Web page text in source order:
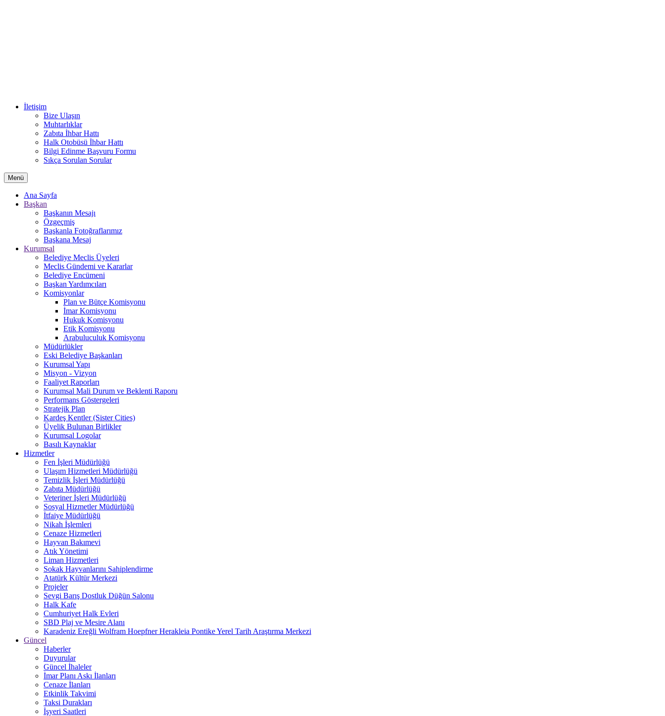
İletişim
Bize Ulaşın
Muhtarlıklar
Zabıta İhbar Hattı
Halk Otobüsü İhbar Hattı
Bilgi Edinme Başvuru Formu
Sıkça Sorulan Sorular
Menü
Ana Sayfa
Başkan
Başkanın Mesajı
Özgeçmiş
Başkanla Fotoğraflarımız
Başkana Mesaj
Kurumsal
Belediye Meclis Üyeleri
Meclis Gündemi ve Kararlar
Belediye Encümeni
Başkan Yardımcıları
Komisyonlar
Plan ve Bütçe Komisyonu
İmar Komisyonu
Hukuk Komisyonu
Etik Komisyonu
Arabuluculuk Komisyonu
Müdürlükler
Eski Belediye Başkanları
Kurumsal Yapı
Misyon - Vizyon
Faaliyet Raporları
Kurumsal Mali Durum ve Beklenti Raporu
Performans Göstergeleri
Stratejik Plan
Kardeş Kentler (Sister Cities)
Üyelik Bulunan Birlikler
Kurumsal Logolar
Basılı Kaynaklar
Hizmetler
Fen İşleri Müdürlüğü
Ulaşım Hizmetleri Müdürlüğü
Temizlik İşleri Müdürlüğü
Zabıta Müdürlüğü
Veteriner İşleri Müdürlüğü
Sosyal Hizmetler Müdürlüğü
İtfaiye Müdürlüğü
Nikah İşlemleri
Cenaze Hizmetleri
Hayvan Bakımevi
Atık Yönetimi
Liman Hizmetleri
Sokak Hayvanlarını Sahiplendirme
Atatürk Kültür Merkezi
Projeler
Sevgi Barış Dostluk Düğün Salonu
Halk Kafe
Cumhuriyet Halk Evleri
SBD Plaj ve Mesire Alanı
Karadeniz Ereğli Wolfram Hoepfner Herakleia Pontike Yerel Tarih Araştırma Merkezi
Güncel
Haberler
Duyurular
Güncel İhaleler
İmar Planı Askı İlanları
Cenaze İlanları
Etkinlik Takvimi
Taksi Durakları
İşyeri Saatleri